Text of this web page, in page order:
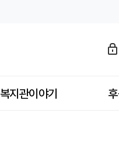
복지관이야기